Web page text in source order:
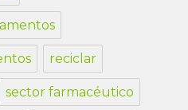
reciclar
sector farmacéutico